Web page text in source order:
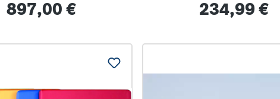
Handtücher bis 60
Regulärer Preis:
897,00 € Regulärer Preis:
234,99 €